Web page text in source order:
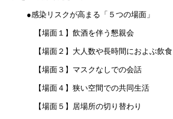
●感染リスクが高まる「５つの場面」
【場面１】飲酒を伴う懇親会
【場面２】大人数や長時間におよぶ飲食
【場面３】マスクなしでの会話
【場面４】狭い空間での共同生活
【場面５】居場所の切り替わり